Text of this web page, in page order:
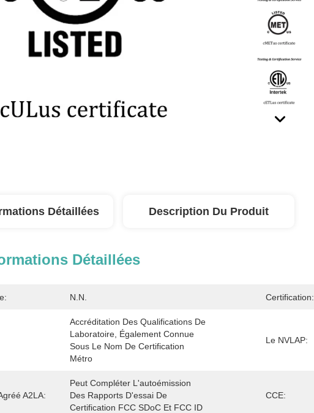
Détaillées Description Du Produit
Détaillées
N.N. Certification:
Accréditation Des Qualifications De
Laboratoire, Également Connue
Sous Le Nom De Certification
Métro
Le NVLAP:
A2LA:
Peut Compléter L'autoémission
Des Rapports D'essai De
Certification FCC SDoC Et FCC ID
CCE: